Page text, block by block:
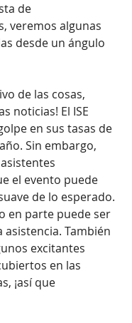
de
veremos algunas
desde un ángulo
de las cosas,
noticias! El ISE
en sus tasas de
Sin embargo,
el evento puede
de lo esperado.
en parte puede ser
asistencia. También
excitantes
en las
¡así que